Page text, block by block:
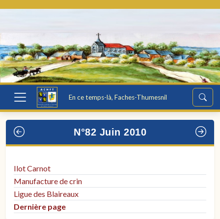
En ce temps-là, Faches-Thumesnil
N°82 Juin 2010
Ilot Carnot
Manufacture de crin
Ligue des Blaireaux
Dernière page